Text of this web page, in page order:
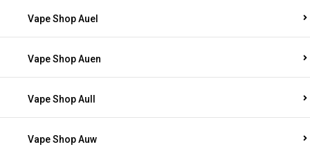
Vape Shop Auel
Vape Shop Auen
Vape Shop Aull
Vape Shop Auw